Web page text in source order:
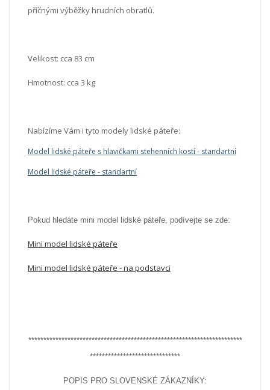
příčnými výběžky hrudních obratlů.
Velikost: cca 83 cm
Hmotnost: cca 3 kg
Nabízíme Vám i tyto modely lidské páteře:
Model lidské páteře s hlavičkami stehenních kostí - standartní
Model lidské páteře - standartní
Pokud hledáte mini model lidské páteře, podívejte se zde:
Mini model lidské páteře
Mini model lidské páteře - na podstavci
***********************************************************************
******************************
POPIS PRO SLOVENSKÉ ZÁKAZNÍKY: